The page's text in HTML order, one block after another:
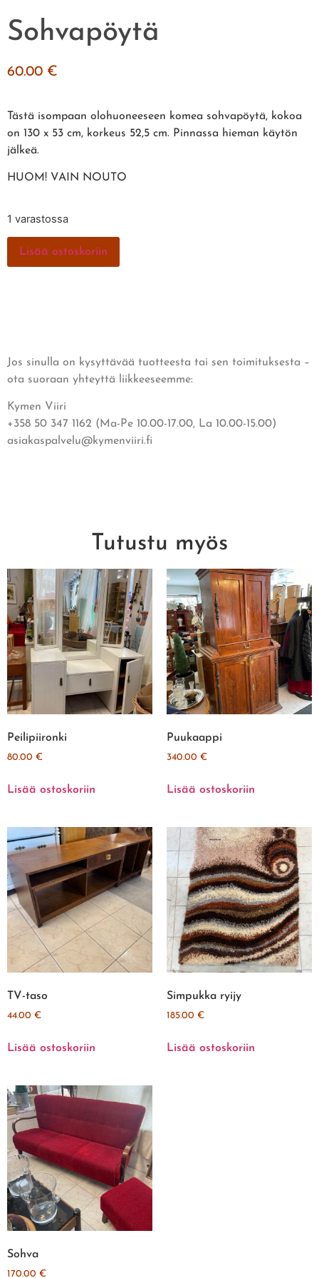
Sohvapöytä
60.00 €
Tästä isompaan olohuoneeseen komea sohvapöytä, kokoa
on 130 x 53 cm, korkeus 52,5 cm. Pinnassa hieman käytön
jälkeä.
HUOM! VAIN NOUTO
1 varastossa
Lisää ostoskoriin
Jos sinulla on kysyttävää tuotteesta tai sen toimituksesta –
ota suoraan yhteyttä liikkeeseemme:
Kymen Viiri
+358 50 347 1162 (Ma-Pe 10.00-17.00, La 10.00-15.00)
asiakaspalvelu@kymenviiri.fi
Tutustu myös
Peilipiironki
80.00 €
Lisää ostoskoriin
Puukaappi
340.00 €
Lisää ostoskoriin
TV-taso
44.00 €
Lisää ostoskoriin
Simpukka ryijy
185.00 €
Lisää ostoskoriin
Sohva
170.00 €